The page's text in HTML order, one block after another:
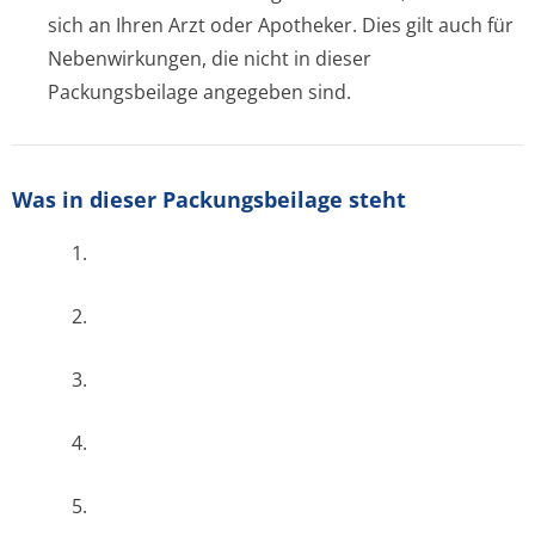
sich an Ihren Arzt oder Apotheker. Dies gilt auch für
Nebenwirkungen, die nicht in dieser
Packungsbeilage angegeben sind.
Was in dieser Packungsbeilage steht
1.
2.
3.
4.
5.